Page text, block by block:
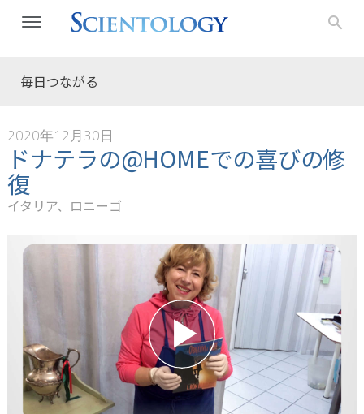
毎日つながる
2020年12月30日
ドナテラの@HOMEでの喜びの修
復
イタリア、ロニーゴ